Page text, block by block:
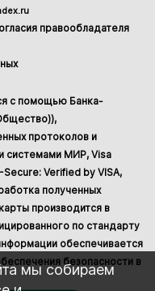
правообладателя
с помощью Банка-
протоколов и
системами МИР, Visa
Verified by VISA,
полученных
производится в
по стандарту
обеспечивается
безопасности в
мы собираем